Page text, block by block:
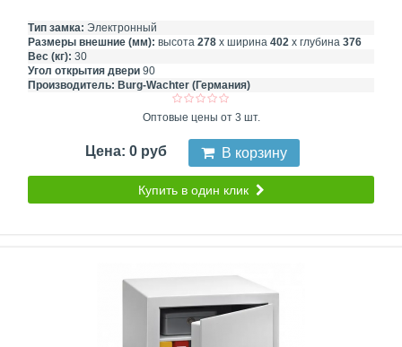
Тип замка: Электронный
Размеры внешние (мм): высота 278 х ширина 402 х глубина 376
Вес (кг): 30
Угол открытия двери 90
Производитель: Burg-Wachter (Германия)
Оптовые цены от 3 шт.
Цена: 0 руб В корзину
Купить в один клик